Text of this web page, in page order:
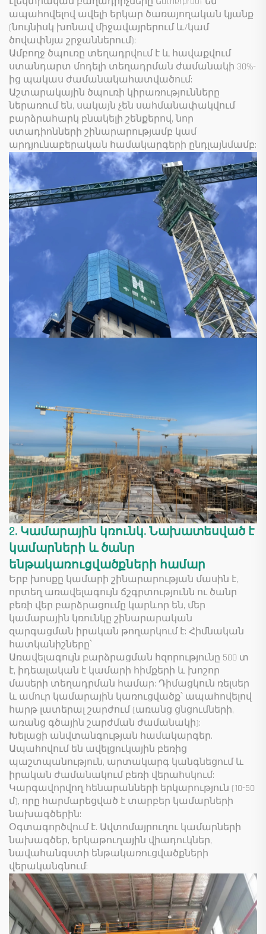
ապահովելով ավելի երկար ծառայողական կյանք
(նույնիսկ խոնավ միջավայրերում և/կամ
ծովափնյա շրջաններում):
Ամբողջ ծպուռը տեղադրվում է և հավաքվում
ստանդարտ մոդելի տեղադրման ժամանակի 30%-
ից պակաս ժամանակահատվածում:
Աշտարակային ծպուռի կիրառությունները
ներառում են, սակայն չեն սահմանափակվում
բարձրահարկ բնակելի շենքերով, նոր
ստադիոնների շինարարությամբ կամ
արդյունաբերական համակարգերի ընդլայնմամբ:
2. Կամարային կռունկ. Նախատեսված է
կամարների և ծանր
ենթակառուցվածքների համար
Երբ խոսքը կամարի շինարարության մասին է,
որտեղ առավելագույն ճշգրտությունն ու ծանր
բեռի վեր բարձրացումը կարևոր են, մեր
կամարային կռունկը շինարարական
զարգացման իրական թողարկում է: Հիմնական
հատկանիշները՝
Առավելագույն բարձրացման հզորությունը 500 տ
է, իդեալական է կամարի հիմքերի և խոշոր
մասերի տեղադրման համար: Դիմացկուն ռելսեր
և ամուր կամարային կառուցվածք՝ ապահովելով
հարթ լատերալ շարժում (առանց ցնցումների,
առանց գծային շարժման ժամանակի):
Խելացի անվտանգության համակարգեր.
Ապահովում են ավելցուկային բեռից
պաշտպանություն, արտակարգ կանգնեցում և
իրական ժամանակում բեռի վերահսկում:
Կարգավորվող հենարանների երկարություն (10-50
մ), որը հարմարեցված է տարբեր կամարների
նախագծերին:
Օգտագործվում է. Ավտոմայրուղու կամարների
նախագծեր, երկաթուղային վիադուկներ,
նավահանգստի ենթակառուցվածքների
վերականգնում: